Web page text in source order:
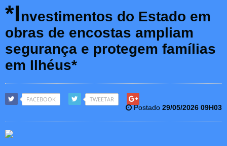
*Investimentos do Estado em
obras de encostas ampliam
segurança e protegem famílias
em Ilhéus*
FACEBOOK TWEETAR
Postado 29/05/2026 09H03